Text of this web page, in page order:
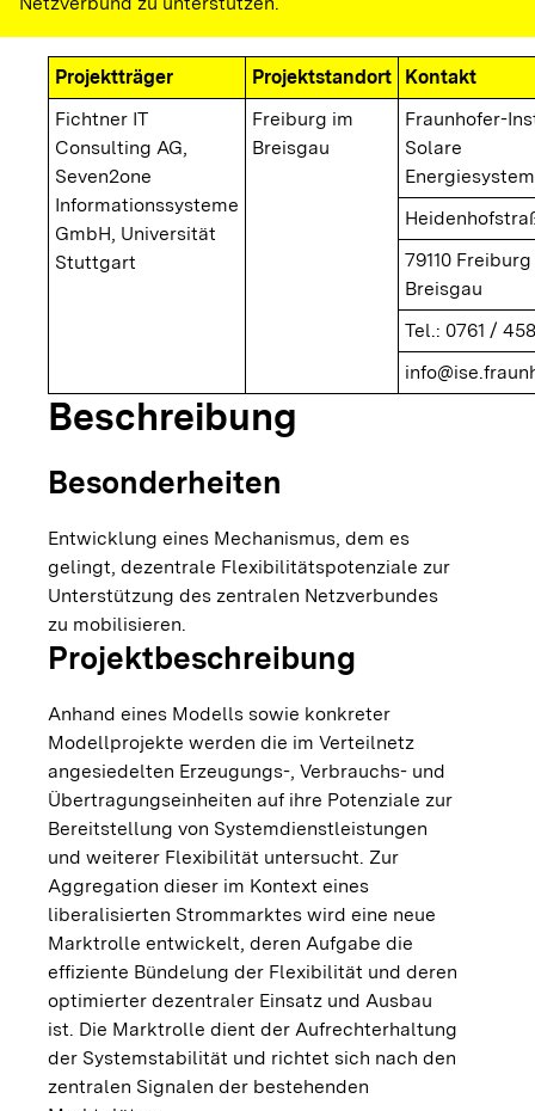
Projektträger Projektstandort
Kontakt
Fichtner IT
Consulting AG,
Seven2one
Informationssysteme
GmbH, Universität
Stuttgart
Freiburg im
Breisgau
Fraunhofer-
Solare
79110
Breisgau
Tel.: 0761 /
Beschreibung
Besonderheiten
Entwicklung eines Mechanismus, dem es
gelingt, dezentrale Flexibilitätspotenziale zur
Unterstützung des zentralen Netzverbundes
zu mobilisieren.
Projektbeschreibung
Anhand eines Modells sowie konkreter
Modellprojekte werden die im Verteilnetz
angesiedelten Erzeugungs-, Verbrauchs- und
Übertragungseinheiten auf ihre Potenziale zur
Bereitstellung von Systemdienstleistungen
und weiterer Flexibilität untersucht. Zur
Aggregation dieser im Kontext eines
liberalisierten Strommarktes wird eine neue
Marktrolle entwickelt, deren Aufgabe die
effiziente Bündelung der Flexibilität und deren
optimierter dezentraler Einsatz und Ausbau
ist. Die Marktrolle dient der Aufrechterhaltung
der Systemstabilität und richtet sich nach den
zentralen Signalen der bestehenden